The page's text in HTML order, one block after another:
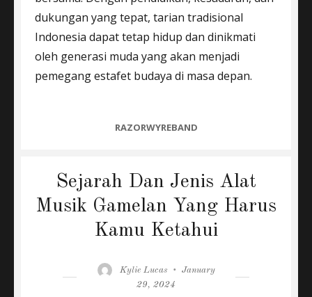
dukungan yang tepat, tarian tradisional
Indonesia dapat tetap hidup dan dinikmati
oleh generasi muda yang akan menjadi
pemegang estafet budaya di masa depan.
CATEGORIES
RAZORWYREBAND
Sejarah Dan Jenis Alat
Musik Gamelan Yang Harus
Kamu Ketahui
Author
Kylie Lucas
Posted
January
29, 2024